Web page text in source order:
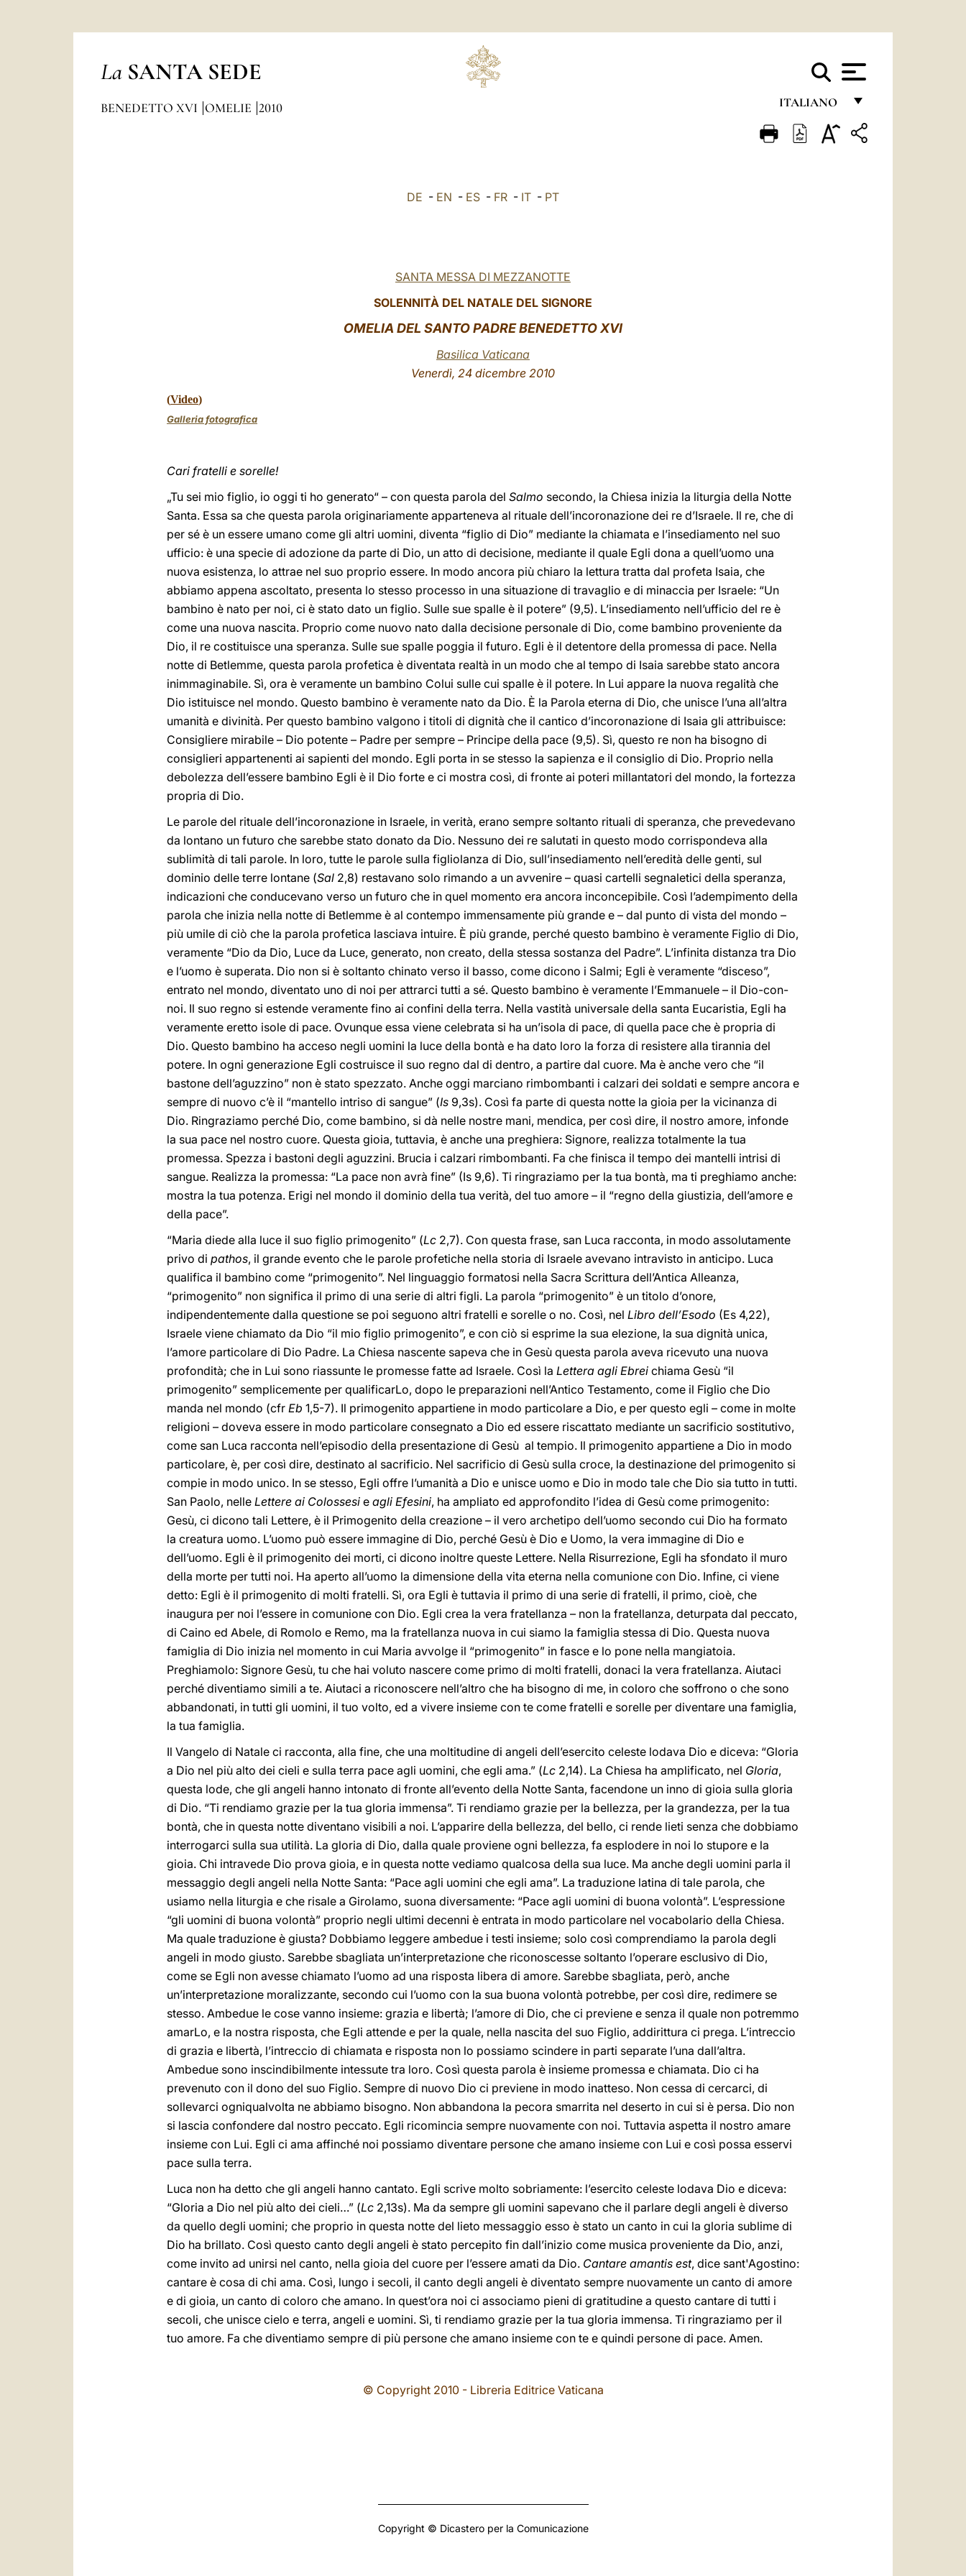
La SANTA SEDE
ITALIANO
FRANÇAIS
BENEDETTO XVI OMELIE 2010
DE - EN - ES - FR - IT - PT
SANTA MESSA DI MEZZANOTTE
SOLENNITÀ DEL NATALE DEL SIGNORE
OMELIA DEL SANTO PADRE BENEDETTO XVI
Basilica Vaticana
Venerdì, 24 dicembre 2010
(Video)
Galleria fotografica
Cari fratelli e sorelle!
„Tu sei mio figlio, io oggi ti ho generato“ – con questa parola del Salmo secondo, la Chiesa inizia la liturgia della Notte
Santa. Essa sa che questa parola originariamente apparteneva al rituale dell’incoronazione dei re d’Israele. Il re, che di
per sé è un essere umano come gli altri uomini, diventa “figlio di Dio” mediante la chiamata e l’insediamento nel suo
ufficio: è una specie di adozione da parte di Dio, un atto di decisione, mediante il quale Egli dona a quell’uomo una
nuova esistenza, lo attrae nel suo proprio essere. In modo ancora più chiaro la lettura tratta dal profeta Isaia, che
abbiamo appena ascoltato, presenta lo stesso processo in una situazione di travaglio e di minaccia per Israele: “Un
bambino è nato per noi, ci è stato dato un figlio. Sulle sue spalle è il potere” (9,5). L’insediamento nell’ufficio del re è
come una nuova nascita. Proprio come nuovo nato dalla decisione personale di Dio, come bambino proveniente da
Dio, il re costituisce una speranza. Sulle sue spalle poggia il futuro. Egli è il detentore della promessa di pace. Nella
notte di Betlemme, questa parola profetica è diventata realtà in un modo che al tempo di Isaia sarebbe stato ancora
inimmaginabile. Sì, ora è veramente un bambino Colui sulle cui spalle è il potere. In Lui appare la nuova regalità che
Dio istituisce nel mondo. Questo bambino è veramente nato da Dio. È la Parola eterna di Dio, che unisce l’una all’altra
umanità e divinità. Per questo bambino valgono i titoli di dignità che il cantico d’incoronazione di Isaia gli attribuisce:
Consigliere mirabile – Dio potente – Padre per sempre – Principe della pace (9,5). Sì, questo re non ha bisogno di
consiglieri appartenenti ai sapienti del mondo. Egli porta in se stesso la sapienza e il consiglio di Dio. Proprio nella
debolezza dell’essere bambino Egli è il Dio forte e ci mostra così, di fronte ai poteri millantatori del mondo, la fortezza
propria di Dio.
Le parole del rituale dell’incoronazione in Israele, in verità, erano sempre soltanto rituali di speranza, che prevedevano
da lontano un futuro che sarebbe stato donato da Dio. Nessuno dei re salutati in questo modo corrispondeva alla
sublimità di tali parole. In loro, tutte le parole sulla figliolanza di Dio, sull’insediamento nell’eredità delle genti, sul
dominio delle terre lontane (Sal 2,8) restavano solo rimando a un avvenire – quasi cartelli segnaletici della speranza,
indicazioni che conducevano verso un futuro che in quel momento era ancora inconcepibile. Così l’adempimento della
parola che inizia nella notte di Betlemme è al contempo immensamente più grande e – dal punto di vista del mondo –
più umile di ciò che la parola profetica lasciava intuire. È più grande, perché questo bambino è veramente Figlio di Dio,
veramente “Dio da Dio, Luce da Luce, generato, non creato, della stessa sostanza del Padre”. L’infinita distanza tra Dio
e l’uomo è superata. Dio non si è soltanto chinato verso il basso, come dicono i Salmi; Egli è veramente “disceso”,
entrato nel mondo, diventato uno di noi per attrarci tutti a sé. Questo bambino è veramente l’Emmanuele – il Dio-con-
noi. Il suo regno si estende veramente fino ai confini della terra. Nella vastità universale della santa Eucaristia, Egli ha
veramente eretto isole di pace. Ovunque essa viene celebrata si ha un’isola di pace, di quella pace che è propria di
Dio. Questo bambino ha acceso negli uomini la luce della bontà e ha dato loro la forza di resistere alla tirannia del
potere. In ogni generazione Egli costruisce il suo regno dal di dentro, a partire dal cuore. Ma è anche vero che “il
bastone dell’aguzzino” non è stato spezzato. Anche oggi marciano rimbombanti i calzari dei soldati e sempre ancora e
sempre di nuovo c’è il “mantello intriso di sangue” (Is 9,3s). Così fa parte di questa notte la gioia per la vicinanza di
Dio. Ringraziamo perché Dio, come bambino, si dà nelle nostre mani, mendica, per così dire, il nostro amore, infonde
la sua pace nel nostro cuore. Questa gioia, tuttavia, è anche una preghiera: Signore, realizza totalmente la tua
promessa. Spezza i bastoni degli aguzzini. Brucia i calzari rimbombanti. Fa che finisca il tempo dei mantelli intrisi di
sangue. Realizza la promessa: “La pace non avrà fine” (Is 9,6). Ti ringraziamo per la tua bontà, ma ti preghiamo anche:
mostra la tua potenza. Erigi nel mondo il dominio della tua verità, del tuo amore – il “regno della giustizia, dell’amore e
della pace”.
“Maria diede alla luce il suo figlio primogenito” (Lc 2,7). Con questa frase, san Luca racconta, in modo assolutamente
privo di pathos, il grande evento che le parole profetiche nella storia di Israele avevano intravisto in anticipo. Luca
qualifica il bambino come “primogenito”. Nel linguaggio formatosi nella Sacra Scrittura dell’Antica Alleanza,
“primogenito” non significa il primo di una serie di altri figli. La parola “primogenito” è un titolo d’onore,
indipendentemente dalla questione se poi seguono altri fratelli e sorelle o no. Così, nel Libro dell’Esodo (Es 4,22),
Israele viene chiamato da Dio “il mio figlio primogenito”, e con ciò si esprime la sua elezione, la sua dignità unica,
l’amore particolare di Dio Padre. La Chiesa nascente sapeva che in Gesù questa parola aveva ricevuto una nuova
profondità; che in Lui sono riassunte le promesse fatte ad Israele. Così la Lettera agli Ebrei chiama Gesù “il
primogenito” semplicemente per qualificarLo, dopo le preparazioni nell’Antico Testamento, come il Figlio che Dio
manda nel mondo (cfr Eb 1,5-7). Il primogenito appartiene in modo particolare a Dio, e per questo egli – come in molte
religioni – doveva essere in modo particolare consegnato a Dio ed essere riscattato mediante un sacrificio sostitutivo,
come san Luca racconta nell’episodio della presentazione di Gesù al tempio. Il primogenito appartiene a Dio in modo
particolare, è, per così dire, destinato al sacrificio. Nel sacrificio di Gesù sulla croce, la destinazione del primogenito si
compie in modo unico. In se stesso, Egli offre l’umanità a Dio e unisce uomo e Dio in modo tale che Dio sia tutto in tutti.
San Paolo, nelle Lettere ai Colossesi e agli Efesini, ha ampliato ed approfondito l’idea di Gesù come primogenito:
Gesù, ci dicono tali Lettere, è il Primogenito della creazione – il vero archetipo dell’uomo secondo cui Dio ha formato
la creatura uomo. L’uomo può essere immagine di Dio, perché Gesù è Dio e Uomo, la vera immagine di Dio e
dell’uomo. Egli è il primogenito dei morti, ci dicono inoltre queste Lettere. Nella Risurrezione, Egli ha sfondato il muro
della morte per tutti noi. Ha aperto all’uomo la dimensione della vita eterna nella comunione con Dio. Infine, ci viene
detto: Egli è il primogenito di molti fratelli. Sì, ora Egli è tuttavia il primo di una serie di fratelli, il primo, cioè, che
inaugura per noi l’essere in comunione con Dio. Egli crea la vera fratellanza – non la fratellanza, deturpata dal peccato,
di Caino ed Abele, di Romolo e Remo, ma la fratellanza nuova in cui siamo la famiglia stessa di Dio. Questa nuova
famiglia di Dio inizia nel momento in cui Maria avvolge il “primogenito” in fasce e lo pone nella mangiatoia.
Preghiamolo: Signore Gesù, tu che hai voluto nascere come primo di molti fratelli, donaci la vera fratellanza. Aiutaci
perché diventiamo simili a te. Aiutaci a riconoscere nell’altro che ha bisogno di me, in coloro che soffrono o che sono
abbandonati, in tutti gli uomini, il tuo volto, ed a vivere insieme con te come fratelli e sorelle per diventare una famiglia,
la tua famiglia.
Il Vangelo di Natale ci racconta, alla fine, che una moltitudine di angeli dell’esercito celeste lodava Dio e diceva: “Gloria
a Dio nel più alto dei cieli e sulla terra pace agli uomini, che egli ama.” (Lc 2,14). La Chiesa ha amplificato, nel Gloria,
questa lode, che gli angeli hanno intonato di fronte all’evento della Notte Santa, facendone un inno di gioia sulla gloria
di Dio. “Ti rendiamo grazie per la tua gloria immensa”. Ti rendiamo grazie per la bellezza, per la grandezza, per la tua
bontà, che in questa notte diventano visibili a noi. L’apparire della bellezza, del bello, ci rende lieti senza che dobbiamo
interrogarci sulla sua utilità. La gloria di Dio, dalla quale proviene ogni bellezza, fa esplodere in noi lo stupore e la
gioia. Chi intravede Dio prova gioia, e in questa notte vediamo qualcosa della sua luce. Ma anche degli uomini parla il
messaggio degli angeli nella Notte Santa: “Pace agli uomini che egli ama”. La traduzione latina di tale parola, che
usiamo nella liturgia e che risale a Girolamo, suona diversamente: “Pace agli uomini di buona volontà”. L’espressione
“gli uomini di buona volontà” proprio negli ultimi decenni è entrata in modo particolare nel vocabolario della Chiesa.
Ma quale traduzione è giusta? Dobbiamo leggere ambedue i testi insieme; solo così comprendiamo la parola degli
angeli in modo giusto. Sarebbe sbagliata un’interpretazione che riconoscesse soltanto l’operare esclusivo di Dio,
come se Egli non avesse chiamato l’uomo ad una risposta libera di amore. Sarebbe sbagliata, però, anche
un’interpretazione moralizzante, secondo cui l’uomo con la sua buona volontà potrebbe, per così dire, redimere se
stesso. Ambedue le cose vanno insieme: grazia e libertà; l’amore di Dio, che ci previene e senza il quale non potremmo
amarLo, e la nostra risposta, che Egli attende e per la quale, nella nascita del suo Figlio, addirittura ci prega. L’intreccio
di grazia e libertà, l’intreccio di chiamata e risposta non lo possiamo scindere in parti separate l’una dall’altra.
Ambedue sono inscindibilmente intessute tra loro. Così questa parola è insieme promessa e chiamata. Dio ci ha
prevenuto con il dono del suo Figlio. Sempre di nuovo Dio ci previene in modo inatteso. Non cessa di cercarci, di
sollevarci ogniqualvolta ne abbiamo bisogno. Non abbandona la pecora smarrita nel deserto in cui si è persa. Dio non
si lascia confondere dal nostro peccato. Egli ricomincia sempre nuovamente con noi. Tuttavia aspetta il nostro amare
insieme con Lui. Egli ci ama affinché noi possiamo diventare persone che amano insieme con Lui e così possa esservi
pace sulla terra.
Luca non ha detto che gli angeli hanno cantato. Egli scrive molto sobriamente: l’esercito celeste lodava Dio e diceva:
“Gloria a Dio nel più alto dei cieli…” (Lc 2,13s). Ma da sempre gli uomini sapevano che il parlare degli angeli è diverso
da quello degli uomini; che proprio in questa notte del lieto messaggio esso è stato un canto in cui la gloria sublime di
Dio ha brillato. Così questo canto degli angeli è stato percepito fin dall’inizio come musica proveniente da Dio, anzi,
come invito ad unirsi nel canto, nella gioia del cuore per l’essere amati da Dio. Cantare amantis est, dice sant'Agostino:
cantare è cosa di chi ama. Così, lungo i secoli, il canto degli angeli è diventato sempre nuovamente un canto di amore
e di gioia, un canto di coloro che amano. In quest’ora noi ci associamo pieni di gratitudine a questo cantare di tutti i
secoli, che unisce cielo e terra, angeli e uomini. Sì, ti rendiamo grazie per la tua gloria immensa. Ti ringraziamo per il
tuo amore. Fa che diventiamo sempre di più persone che amano insieme con te e quindi persone di pace. Amen.
© Copyright 2010 - Libreria Editrice Vaticana
Copyright © Dicastero per la Comunicazione